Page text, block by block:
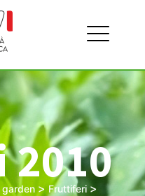
2010
garden> Fruttiferi>